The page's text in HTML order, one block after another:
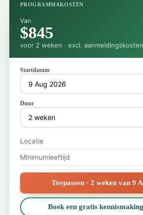
PROGRAMMAKOSTEN
Van
$845
voor 2 weken · excl. aanmeldingskosten
Startdatum
Duur
Locatie
Minimumleeftijd
Toepassen · 2 weken van 9
Boek een gratis